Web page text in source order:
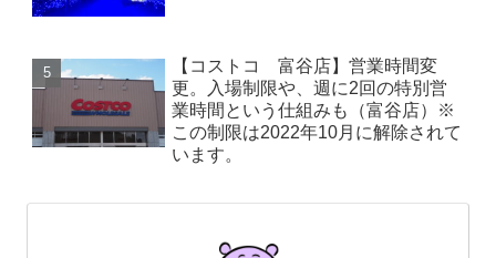
【コストコ 富谷店】営業時間変
更。入場制限や、週に2回の特別営
業時間という仕組みも（富谷店）※
この制限は2022年10月に解除されて
います。